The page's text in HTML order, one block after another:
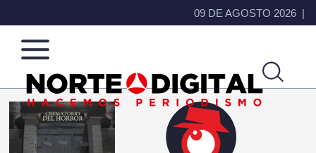
09 DE AGOSTO 2026
Norte
de
Más
que